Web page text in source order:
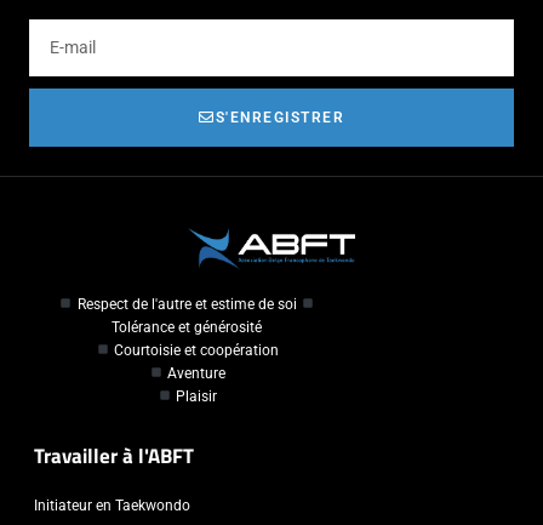
S'ENREGISTRER
Respect de l'autre et estime de soi
Tolérance et générosité
Courtoisie et coopération
Aventure
Plaisir
Travailler à l'ABFT
Initiateur en Taekwondo